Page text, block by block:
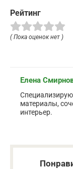
Рейтинг
( Пока оценок нет )
Елена
материалы,
интерьер.